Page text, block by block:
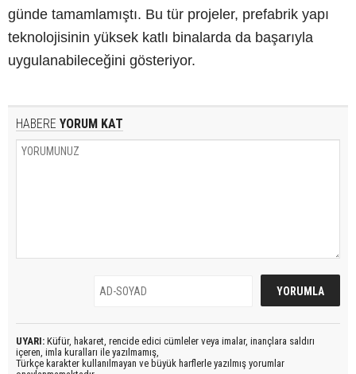
günde tamamlamıştı. Bu tür projeler, prefabrik yapı
teknolojisinin yüksek katlı binalarda da başarıyla
uygulanabileceğini gösteriyor.
HABERE YORUM KAT
UYARI: Küfür, hakaret, rencide edici cümleler veya imalar, inançlara saldırı
içeren, imla kuralları ile yazılmamış,
Türkçe karakter kullanılmayan ve büyük harflerle yazılmış yorumlar